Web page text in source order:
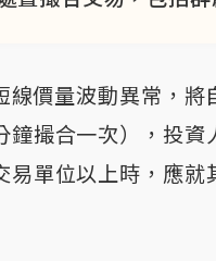
線價量波動異常，
鐘撮合一次），投
易單位以上時，應